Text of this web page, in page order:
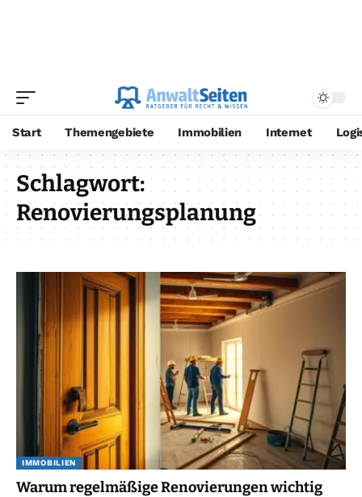
Start Themengebiete Immobilien Internet
Schlagwort:
Renovierungsplanung
IMMOBILIEN
Warum regelmäßige Renovierungen wichtig